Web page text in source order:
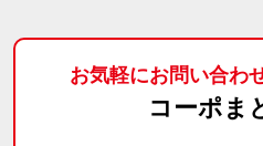
お気軽にお問い合わ
コーポ